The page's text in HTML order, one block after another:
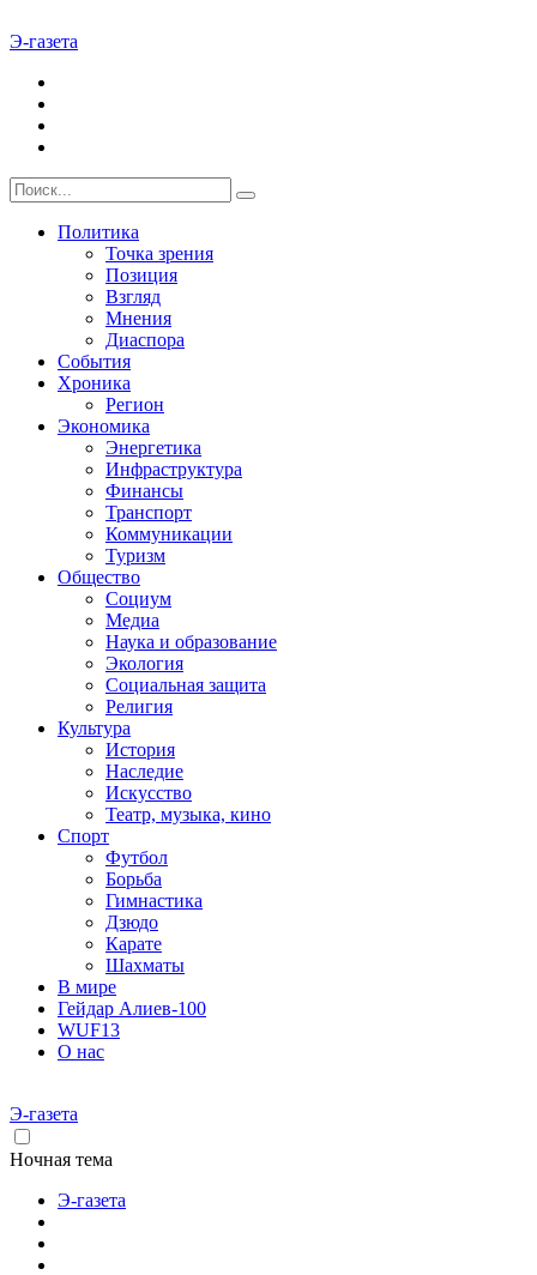
Э-газета
Политика
Точка зрения
Позиция
Взгляд
Мнения
Диаспора
События
Хроника
Регион
Экономика
Энергетика
Инфраструктура
Финансы
Транспорт
Коммуникации
Туризм
Общество
Социум
Медиа
Наука и образование
Экология
Социальная защита
Религия
Культура
История
Наследие
Искусство
Театр, музыка, кино
Спорт
Футбол
Борьба
Гимнастика
Дзюдо
Карате
Шахматы
В мире
Гейдар Алиев-100
WUF13
О нас
Э-газета
Ночная тема
Э-газета